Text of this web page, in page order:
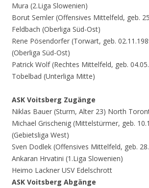
Mura (2.Liga Slowenien)
Borut Semler (Offensives Mittelfeld, geb.
Feldbach (Oberliga Süd-Ost)
Rene Pösendorfer (Torwart, geb.
(Oberliga Süd-Ost)
Patrick Wolf (Rechtes Mittelfeld, geb.
Tobelbad (Unterliga Mitte)
ASK Voitsberg Zugänge
Niklas Bauer (Sturm, Alter 23) North
Michael Grischenig (Mittelstürmer, geb.
(Gebietsliga West)
Sven Dodlek (Offensives Mittelfeld, geb.
Ankaran Hrvatini (1.Liga Slowenien)
Heimo Lackner USV Edelschrott
ASK Voitsberg Abgänge